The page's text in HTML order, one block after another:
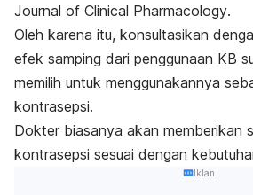
Journal of Clinical Pharmacology.
Oleh karena itu, konsultasikan
efek samping dari penggunaan KB
memilih untuk menggunakannya
kontrasepsi.
Dokter biasanya akan memberikan
kontrasepsi sesuai dengan
Iklan